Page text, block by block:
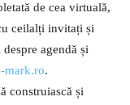
de cea virtuală,
ceilalți invitați și
agendă și
mark.ro.
construiască și